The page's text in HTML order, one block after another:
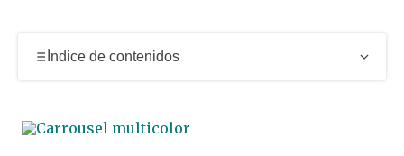
Índice de contenidos
marina del Pacífico